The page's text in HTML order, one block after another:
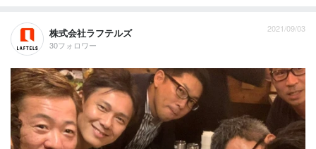
株式会社ラフテルズ
30フォロワー
2021/09/03